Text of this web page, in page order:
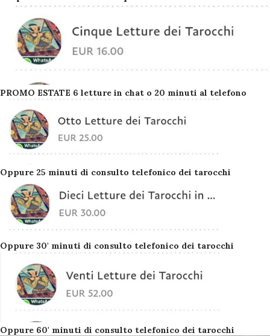
PROMO ESTATE 6 letture in chat o 20 minuti al telefono
Oppure 25 minuti di consulto telefonico dei tarocchi
Oppure 30' minuti di consulto telefonico dei tarocchi
Oppure 60' minuti di consulto telefonico dei tarocchi